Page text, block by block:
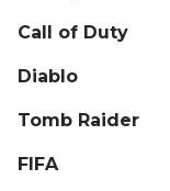
Call of Duty
Diablo
Tomb Raider
FIFA